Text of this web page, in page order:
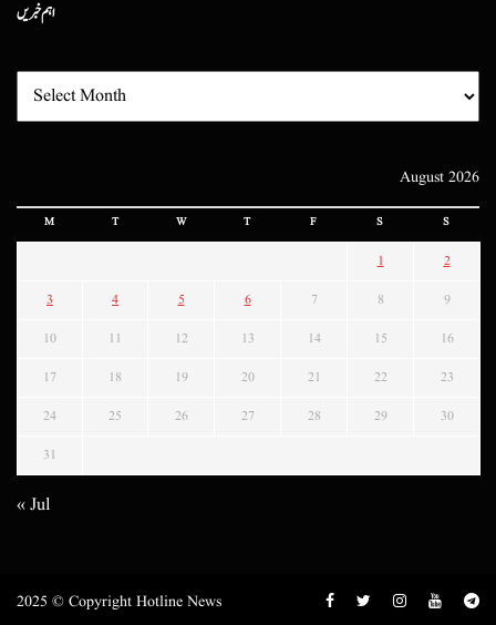
اہم خبریں
August 2026
M T W T F S S
1 2
3 4 5 6 7 8 9
10 11 12 13 14 15 16
17 18 19 20 21 22 23
24 25 26 27 28 29 30
31
« Jul
2025 © Copyright Hotline News